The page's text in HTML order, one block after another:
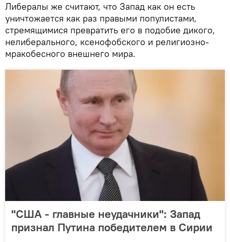
Либералы же считают, что Запад как он есть
уничтожается как раз правыми популистами,
стремящимися превратить его в подобие дикого,
нелиберального, ксенофобского и религиозно-
мракобесного внешнего мира.
"США - главные неудачники": Запад
признал Путина победителем в Сирии